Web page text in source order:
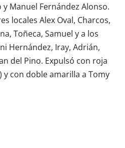
y Manuel Fernández Alonso.
locales Alex Oval, Charcos,
Toñeca, Samuel y a los
Hernández, Iray, Adrián,
del Pino. Expulsó con roja
y con doble amarilla a Tomy